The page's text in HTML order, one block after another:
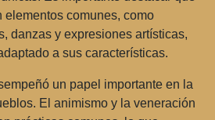
elementos comunes, como
danzas y expresiones artísticas,
a sus características.
un papel importante en la
El animismo y la veneración